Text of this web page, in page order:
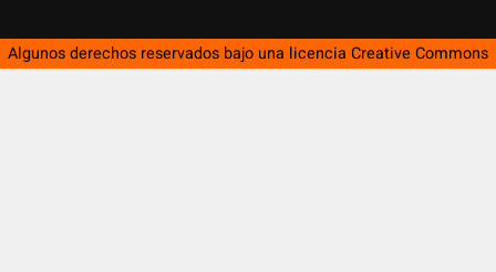
Algunos derechos reservados bajo una licencia Creative Commons